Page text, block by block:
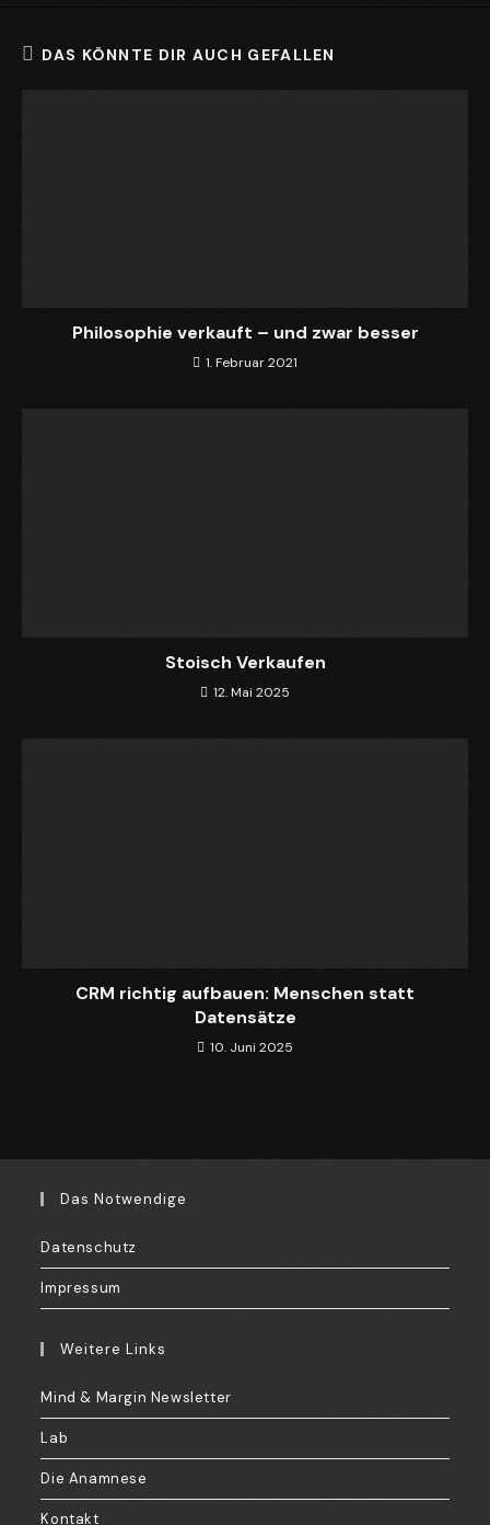
DAS KÖNNTE DIR AUCH GEFALLEN
Philosophie verkauft – und zwar besser
1. Februar 2021
Stoisch Verkaufen
12. Mai 2025
CRM richtig aufbauen: Menschen statt
Datensätze
10. Juni 2025
Das Notwendige
Datenschutz
Impressum
Weitere Links
Mind & Margin Newsletter
Lab
Die Anamnese
Kontakt